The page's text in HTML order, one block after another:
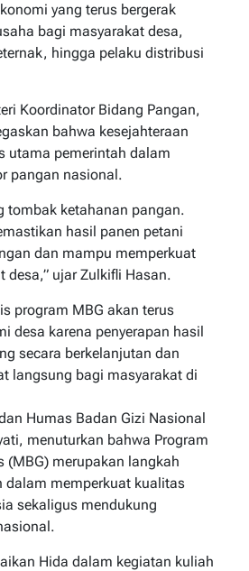
yang terus bergerak
bagi masyarakat desa,
hingga pelaku distribusi
Koordinator Bidang Pangan,
bahwa kesejahteraan
utama pemerintah dalam
pangan nasional.
tombak ketahanan pangan.
hasil panen petani
dan mampu memperkuat
desa,” ujar Zulkifli Hasan.
program MBG akan terus
desa karena penyerapan hasil
secara berkelanjutan dan
langsung bagi masyarakat di
Humas Badan Gizi Nasional
menuturkan bahwa Program
(MBG) merupakan langkah
dalam memperkuat kualitas
sekaligus mendukung
Hida dalam kegiatan kuliah